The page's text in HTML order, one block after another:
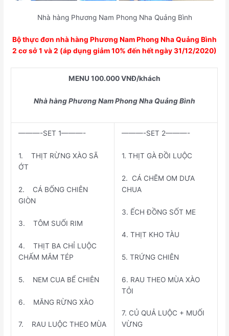
Nhà hàng Phương Nam Phong Nha Quảng Bình
Bộ thực đơn nhà hàng Phương Nam Phong Nha Quảng Bình
2 cơ sở 1 và 2 (áp dụng giảm 10% đến hết ngày 31/12/2020)
MENU 100.000 VNĐ/khách
Nhà hàng Phương Nam Phong Nha Quảng Bình
———-SET 1———-
1. THỊT RỪNG XÀO SÃ
ỚT
2. CÁ BỐNG CHIÊN
GIÒN
3. TÔM SUỐI RIM
4. THỊT BA CHỈ LUỘC
CHẤM MẮM TÉP
5. NEM CUA BỂ CHIÊN
6. MĂNG RỪNG XÀO
7. RAU LUỘC THEO MÙA
———-SET 2———-
1. THỊT GÀ ĐỒI LUỘC
2. CÁ CHẼM OM DƯA
CHUA
3. ẾCH ĐỒNG SỐT ME
4. THỊT KHO TÀU
5. TRỨNG CHIÊN
6. RAU THEO MÙA XÀO
TỎI
7. CỦ QUẢ LUỘC + MUỐI
VỪNG